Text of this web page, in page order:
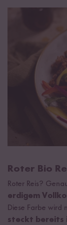
Roter Bio
Roter Reis?
erdigem
Diese Farbe wird
steckt bereits